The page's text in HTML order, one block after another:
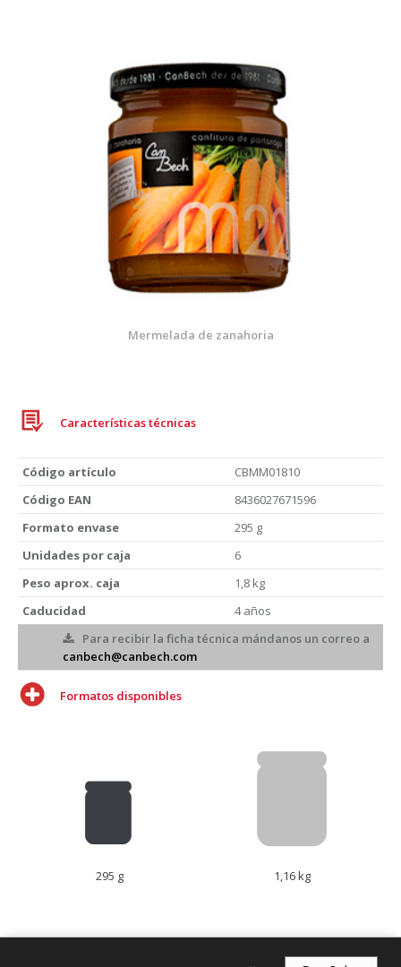
Mermelada de zanahoria
Características técnicas
Código artículo
CBMM01810
Código EAN
8436027671596
Formato envase
295 g
Unidades por caja
6
Peso aprox. caja
1,8 kg
Caducidad
4 años
Para recibir la ficha técnica mándanos un correo a
canbech@canbech.com
Formatos disponibles
295 g 1,16 kg